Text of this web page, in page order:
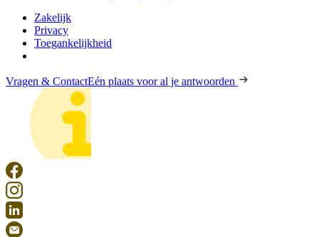
Zakelijk
Privacy
Toegankelijkheid
Vragen & ContactEén plaats voor al je antwoorden